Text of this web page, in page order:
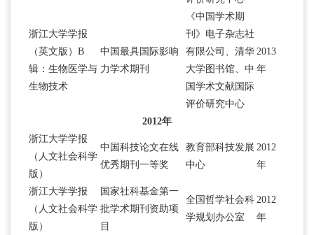
浙江大学学报
（英文版）B
辑：生物医学与
生物技术
中国最具国际影响
力学术期刊
《中国学术期
刊》电子杂志社
有限公司、清华
大学图书馆、中
国学术文献国际
评价研究中心
2013
年
2012年
浙江大学学报
（人文社会科学
版）
中国科技论文在线
优秀期刊一等奖
教育部科技发展
中心
2012
年
浙江大学学报
（人文社会科学
版）
国家社科基金第一
批学术期刊资助项
目
全国哲学社会科
学规划办公室
2012
年